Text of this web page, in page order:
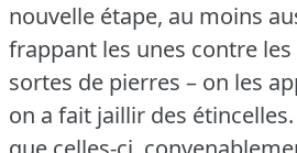
nouvelle étape, au moins
frappant les unes contre
sortes de pierres – on les
on a fait jaillir des étincelles.